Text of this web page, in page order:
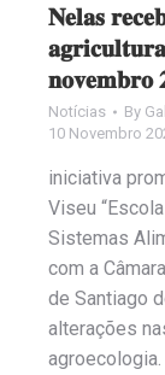
𝐍𝐞𝐥𝐚𝐬
𝐧𝐨𝐯𝐞𝐦𝐛𝐫𝐨
Notícias By
10 Novembro
iniciativa
Viseu
Sistemas
com a
de Santiago
alterações